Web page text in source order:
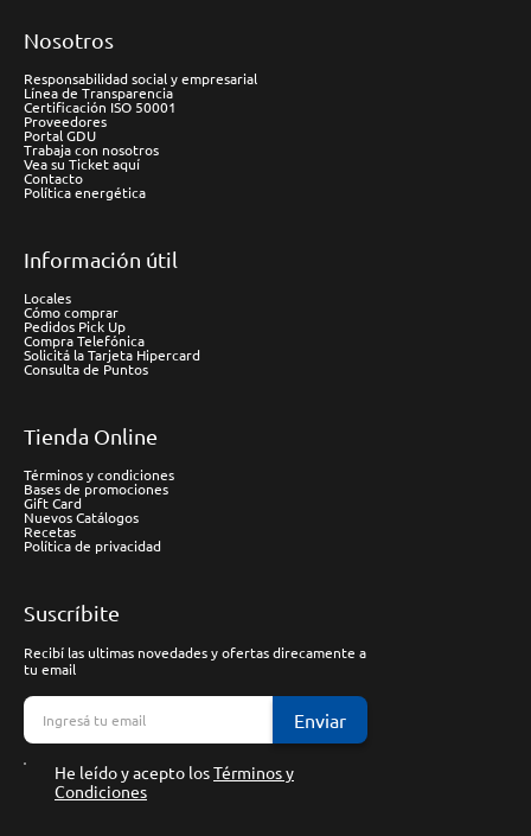
Nosotros
Responsabilidad social y empresarial
Línea de Transparencia
Certificación ISO 50001
Proveedores
Portal GDU
Trabaja con nosotros
Vea su Ticket aquí
Contacto
Política energética
Información útil
Locales
Cómo comprar
Pedidos Pick Up
Compra Telefónica
Solicitá la Tarjeta Hipercard
Consulta de Puntos
Tienda Online
Términos y condiciones
Bases de promociones
Gift Card
Nuevos Catálogos
Recetas
Política de privacidad
Suscríbite
Recibí las ultimas novedades y ofertas direcamente a
tu email
Enviar
He leído y acepto losTérminos y
Condiciones